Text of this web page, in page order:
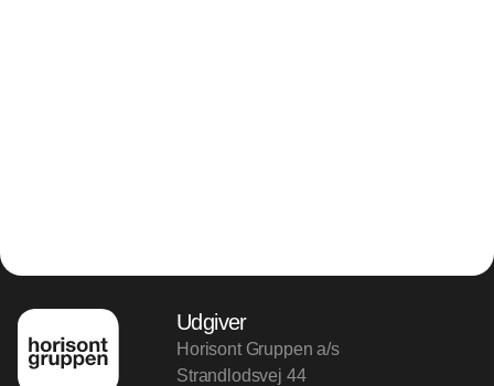
Udgiver
Horisont Gruppen a/s
Strandlodsvej 44